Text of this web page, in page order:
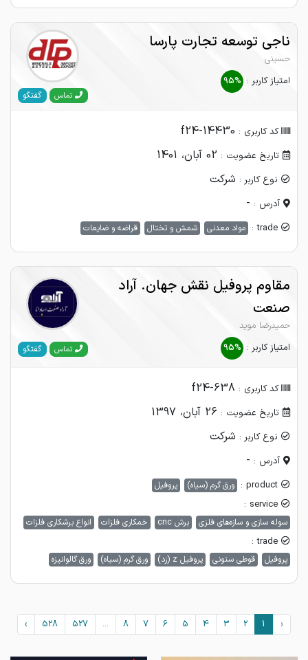
ناجی توسعه تجارت پارسا
حسینی
امتیاز کاربر : 95%
تماس گفتگو
کد کاربری : f24-14430
تاریخ عضویت : 02 آبان، 1401
نوع کاربر : شرکت
آدرس : -
trade : مواد معدنی شمش و تختال قراضه و ضایعات
مقاوم پروفیل نقش جهان. آراد
صنعت
حمیدرضا موید
امتیاز کاربر : 95% تماس گفتگو
کد کاربری : f24-638
تاریخ عضویت : 26 آبان، 1397
نوع کاربر : شرکت
آدرس : -
product : ورق گرم (سیاه) پروفیل
service :
سوله سازی و سازه‌های فلزی برش cnc خمکاری فلزات انواع برشکاری فلزات
trade :
پروفیل قوطی ستونی پروفیل z (زد) ورق گرم (سیاه) ورق گالوانیزه
‹
1
2
3
4
5
6
7
8
...
527
528
›